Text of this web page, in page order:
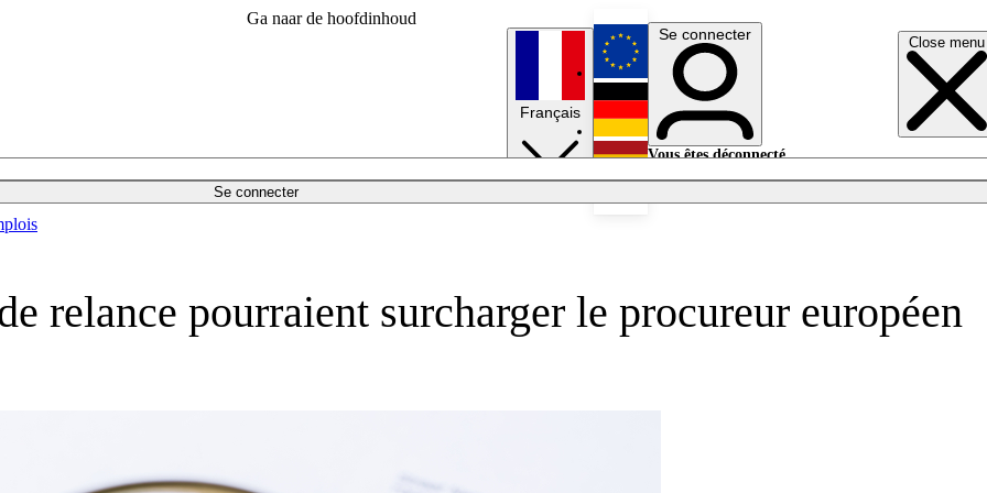
Ga naar de hoofdinhoud
Close menu
Se connecter
Français
English
Deutsch
Se connecter
Vous êtes déconnecté.
relance pourraient surcharger le procureur européen